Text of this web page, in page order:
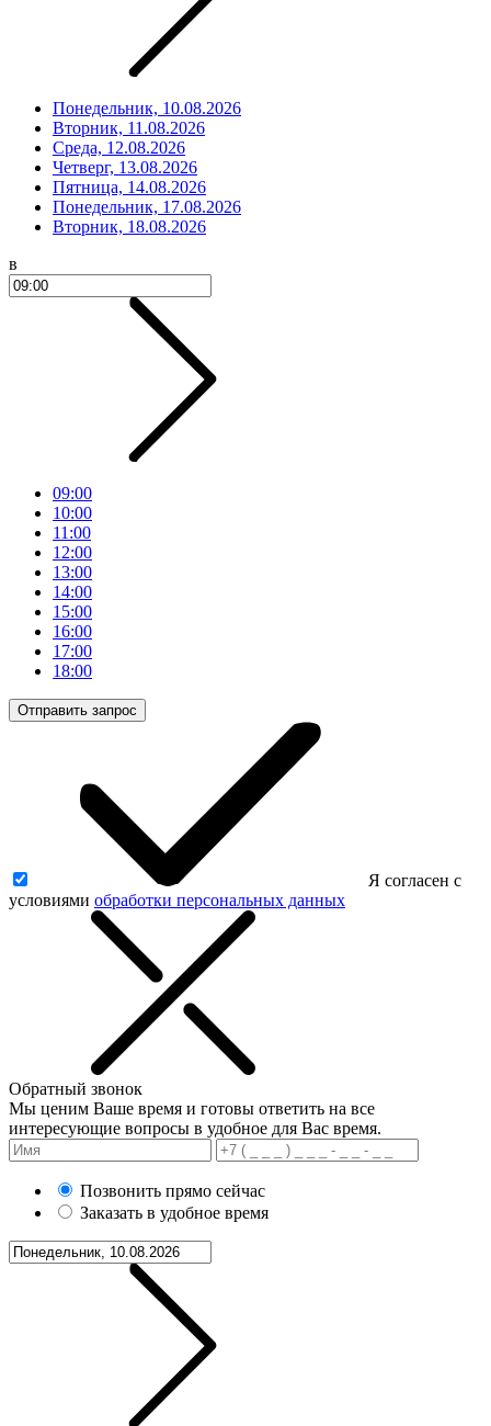
Понедельник, 10.08.2026
Вторник, 11.08.2026
Среда, 12.08.2026
Четверг, 13.08.2026
Пятница, 14.08.2026
Понедельник, 17.08.2026
Вторник, 18.08.2026
в
09:00
10:00
11:00
12:00
13:00
14:00
15:00
16:00
17:00
18:00
Отправить запрос
Я согласен с
условиями обработки персональных данных
Обратный звонок
Мы ценим Ваше время и готовы ответить на все
интересующие вопросы в удобное для Вас время.
Позвонить прямо сейчас
Заказать в удобное время